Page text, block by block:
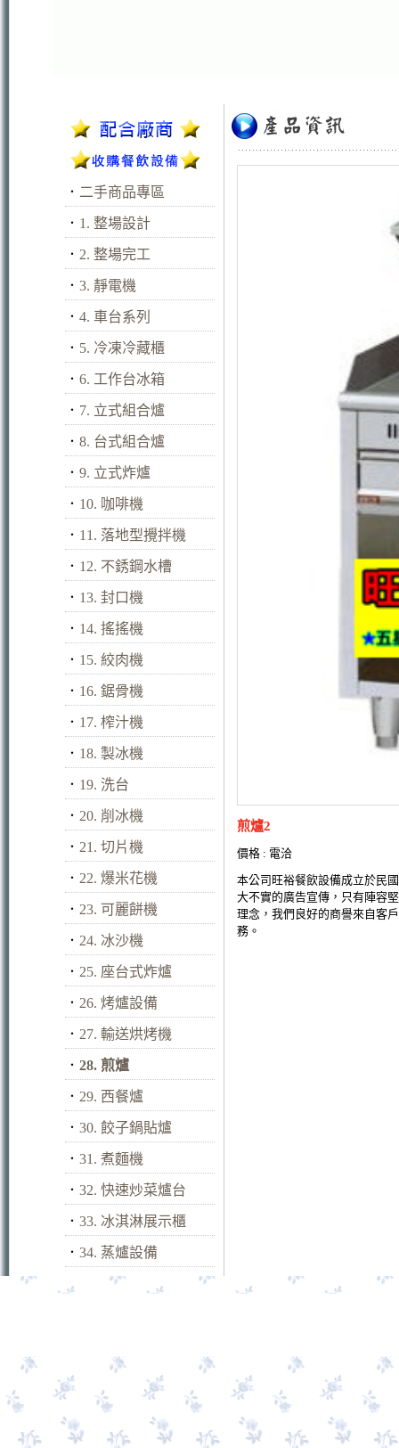
． 二手商品專區
． 1. 整場設計
． 2. 整場完工
． 3. 靜電機
． 4. 車台系列
． 5. 冷凍冷藏櫃
． 6. 工作台冰箱
． 7. 立式組合爐
． 8. 台式組合爐
． 9. 立式炸爐
． 10. 咖啡機
． 11. 落地型攪拌機
． 12. 不銹鋼水槽
． 13. 封口機
． 14. 搖搖機
． 15. 絞肉機
． 16. 鋸骨機
． 17. 榨汁機
． 18. 製冰機
． 19. 洗台
． 20. 削冰機
． 21. 切片機
． 22. 爆米花機
． 23. 可麗餅機
． 24. 冰沙機
． 25. 座台式炸爐
． 26. 烤爐設備
． 27. 輸送烘烤機
． 28. 煎爐
． 29. 西餐爐
． 30. 餃子鍋貼爐
． 31. 煮麵機
． 32. 快速炒菜爐台
． 33. 冰淇淋展示櫃
． 34. 蒸爐設備
煎爐2
價格 : 電洽
本公司旺裕餐飲設備成立於民
大不實的廣告宣傳，只有陣容
理念，我們良好的商譽來自客
務。